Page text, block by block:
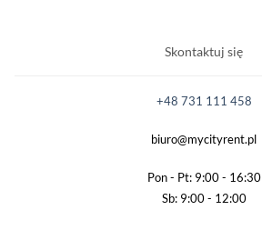
Skontaktuj się
+48 731 111 458
biuro@mycityrent.pl
Pon - Pt: 9:00 - 16:30
Sb: 9:00 - 12:00